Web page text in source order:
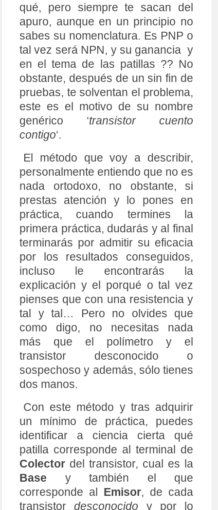
qué, pero siempre te sacan del
apuro, aunque en un principio no
sabes su nomenclatura. Es PNP o
tal vez será NPN, y su ganancia y
en el tema de las patillas ?? No
obstante, después de un sin fin de
pruebas, te solventan el problema,
este es el motivo de su nombre
genérico ‘transistor cuento
contigo‘.
El método que voy a describir,
personalmente entiendo que no es
nada ortodoxo, no obstante, si
prestas atención y lo pones en
práctica, cuando termines la
primera práctica, dudarás y al final
terminarás por admitir su eficacia
por los resultados conseguidos,
incluso le encontrarás la
explicación y el porqué o tal vez
pienses que con una resistencia y
tal y tal… Pero no olvides que
como digo, no necesitas nada
más que el polímetro y el
transistor desconocido o
sospechoso y además, sólo tienes
dos manos.
Con este método y tras adquirir
un mínimo de práctica, puedes
identificar a ciencia cierta qué
patilla corresponde al terminal de
Colector del transistor, cual es la
Base y también el que
corresponde al Emisor, de cada
transistordesconocido y por lo